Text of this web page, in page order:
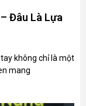
Đâu Là Lựa
không chỉ là một
mang